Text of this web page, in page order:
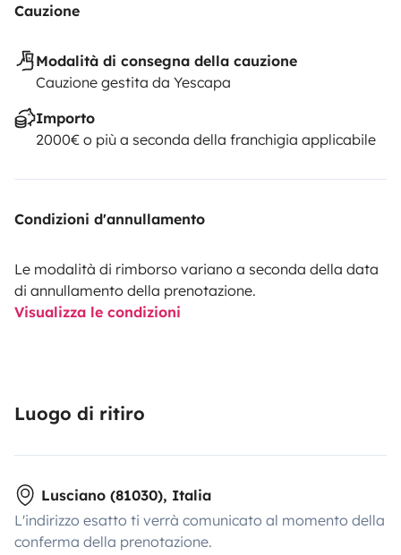
Cauzione
Modalità di consegna della cauzione
Cauzione gestita da Yescapa
Importo
2000€ o più a seconda della franchigia applicabile
Condizioni d'annullamento
Le modalità di rimborso variano a seconda della data
di annullamento della prenotazione.
Visualizza le condizioni
Luogo di ritiro
Lusciano (81030), Italia
L'indirizzo esatto ti verrà comunicato al momento della
conferma della prenotazione.